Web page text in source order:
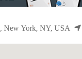
New York, NY, USA